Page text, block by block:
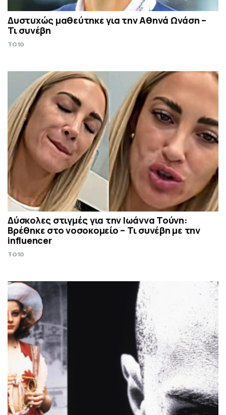
Δυστυχώς μαθεύτηκε για την Αθηνά Ωνάση –
Τι συνέβη
TO10
Δύσκολες στιγμές για την Ιωάννα Τούνη:
Βρέθηκε στο νοσοκομείο – Τι συνέβη με την
influencer
TO10